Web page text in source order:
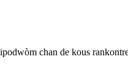
chan de kous